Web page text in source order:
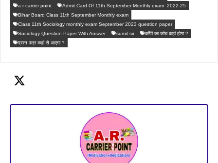
a r carrier point
Admit Card Of 11th September Monthly exam 2022-25
Bihar Board Class 11th September Monthly exam
Class 11th Sociology monthly exam September 2023 question paper
Sociology Question Paper With Answer
sumit sir
कॉपी का जांच कहां होगा ?
प्रश्न पत्र कहां से आएगा ?